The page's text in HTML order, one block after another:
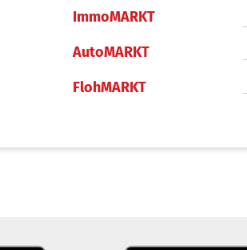
ImmoMARKT
AutoMARKT
FlohMARKT